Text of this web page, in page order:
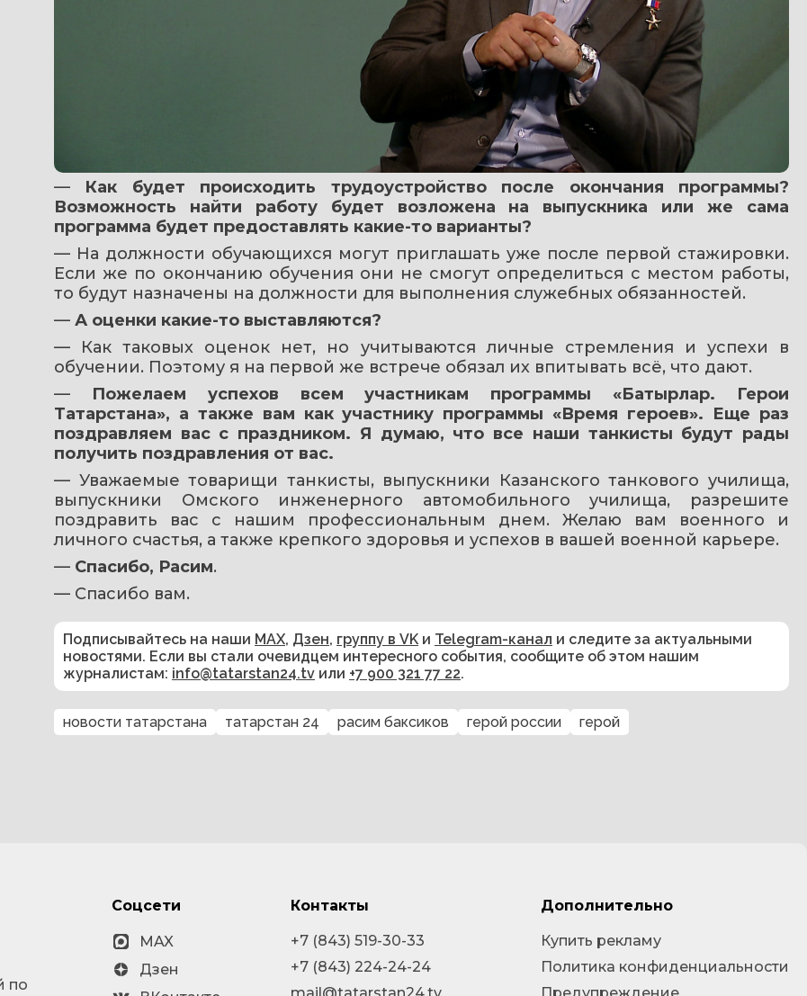
— Как будет происходить трудоустройство после окончания программы?
Возможность найти работу будет возложена на выпускника или же сама
программа будет предоставлять какие-то варианты?
— На должности обучающихся могут приглашать уже после первой стажировки.
Если же по окончанию обучения они не смогут определиться с местом работы,
то будут назначены на должности для выполнения служебных обязанностей.
— А оценки какие-то выставляются?
— Как таковых оценок нет, но учитываются личные стремления и успехи в
обучении. Поэтому я на первой же встрече обязал их впитывать всё, что дают.
— Пожелаем успехов всем участникам программы «Батырлар. Герои
Татарстана», а также вам как участнику программы «Время героев». Еще раз
поздравляем вас с праздником. Я думаю, что все наши танкисты будут рады
получить поздравления от вас.
— Уважаемые товарищи танкисты, выпускники Казанского танкового училища,
выпускники Омского инженерного автомобильного училища, разрешите
поздравить вас с нашим профессиональным днем. Желаю вам военного и
личного счастья, а также крепкого здоровья и успехов в вашей военной карьере.
— Спасибо, Расим.
— Спасибо вам.
Подписывайтесь на наши MAX, Дзен, группу в VK и Telegram-канал и следите за актуальными
новостями. Если вы стали очевидцем интересного события, сообщите об этом нашим
журналистам: info@tatarstan24.tv или +7 900 321 77 22.
новости татарстана татарстан 24 расим баксиков герой россии герой
по
Соцсети
MAX
Дзен
Контакты
+7 (843) 519-30-33
+7 (843) 224-24-24
Дополнительно
Купить рекламу
Политика конфиденциальности